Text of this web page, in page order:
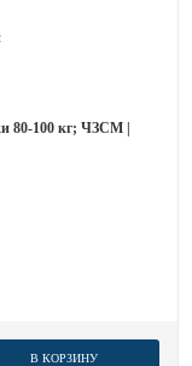
80-100 кг; ЧЗСМ |
В КОРЗИНУ